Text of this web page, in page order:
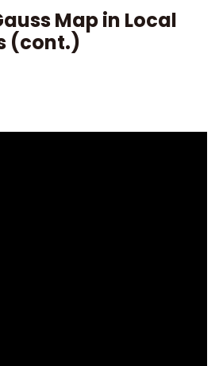
Map in Local
(cont.)